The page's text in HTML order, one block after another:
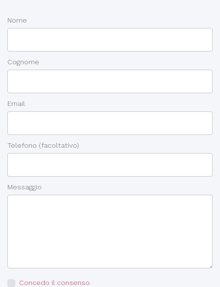
Nome
Cognome
Email
Telefono (facoltativo)
Messaggio
Concedo il consenso